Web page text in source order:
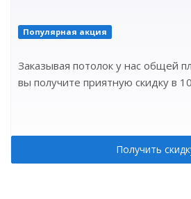
Популярная акция
Заказывая потолок у нас общей
вы получите приятную скидку в
Получить